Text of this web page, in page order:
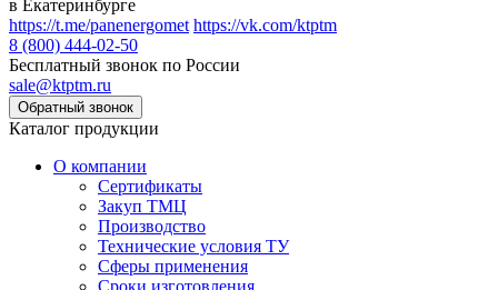
в Екатеринбурге
https://t.me/panenergomet https://vk.com/ktptm
8 (800) 444-02-50
Бесплатный звонок по России
sale@ktptm.ru
Каталог продукции
О компании
Сертификаты
Закуп ТМЦ
Производство
Технические условия ТУ
Сферы применения
Сроки изготовления